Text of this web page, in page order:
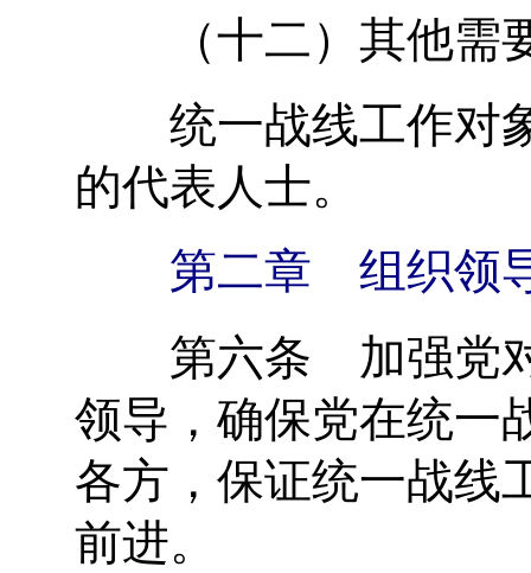
（十二）其他需
统一战线工作对
的代表人士。
第二章 组织领
第六条 加强党对
领导，确保党在统一
各方，保证统一战线
前进。